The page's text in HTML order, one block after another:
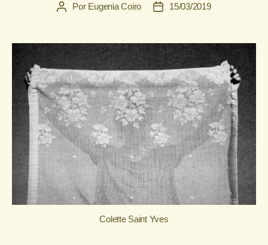
Autor
entrada
Por Eugenia Coiro
Fecha
entrada
15/03/2019
Colette Saint Yves